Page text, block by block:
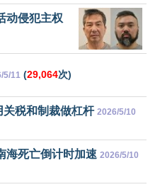
动侵犯主权
5/11 (29,064次)
关税和制裁做杠杆 2026/5/10
海死亡倒计时加速 2026/5/10